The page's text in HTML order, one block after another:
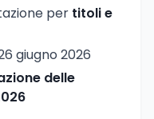
per titoli e
giugno 2026
delle